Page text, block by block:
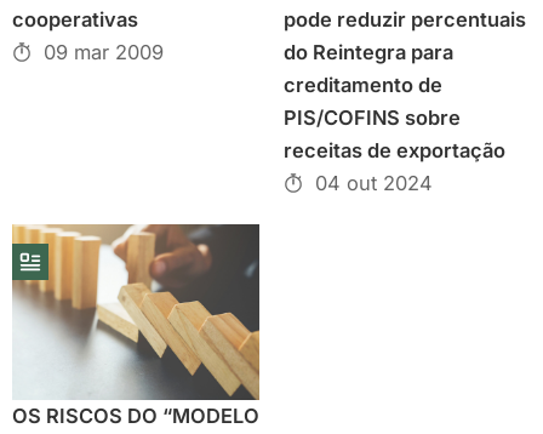
cooperativas
09 mar 2009
pode reduzir percentuais
do Reintegra para
creditamento de
PIS/COFINS sobre
receitas de exportação
04 out 2024
OS RISCOS DO “MODELO